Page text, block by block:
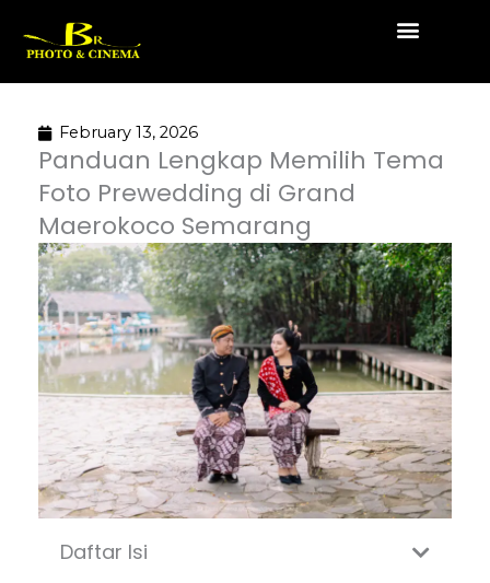
content
February 13, 2026
Panduan Lengkap Memilih Tema
Foto Prewedding di Grand
Maerokoco Semarang
Daftar Isi